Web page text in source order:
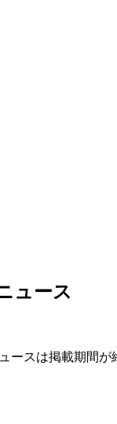
ュース
ースは掲載期間